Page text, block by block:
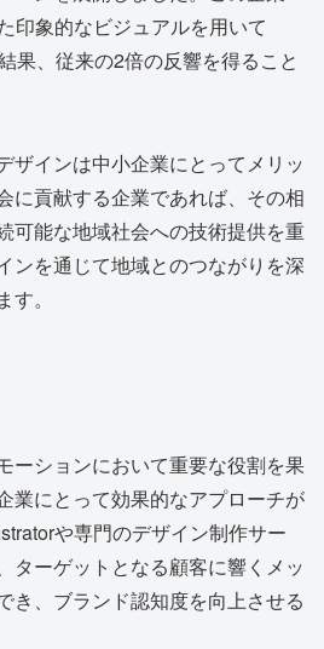
印象的なビジュアルを用いて
果、従来の2倍の反響を得ること
ザインは中小企業にとってメリッ
に貢献する企業であれば、その相
可能な地域社会への技術提供を重
ンを通じて地域とのつながりを深
。
ーションにおいて重要な役割を果
業にとって効果的なアプローチが
や専門のデザイン制作サー
ターゲットとなる顧客に響くメッ
き、ブランド認知度を向上させる